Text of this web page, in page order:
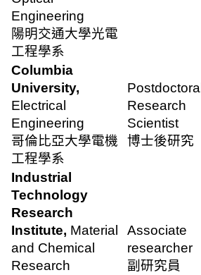
Engineering
陽明交通大學光電
工程學系
Columbia
University,
Electrical
Engineering
哥倫比亞大學電機
工程學系
Postdoctoral
Research
Scientist
博士後研究
Industrial
Technology
Research
Institute, Material
and Chemical
Research
Associate
researcher
副研究員